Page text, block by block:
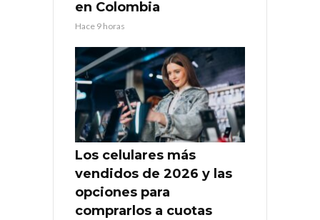
en Colombia
Hace 9 horas
Los celulares más
vendidos de 2026 y las
opciones para
comprarlos a cuotas